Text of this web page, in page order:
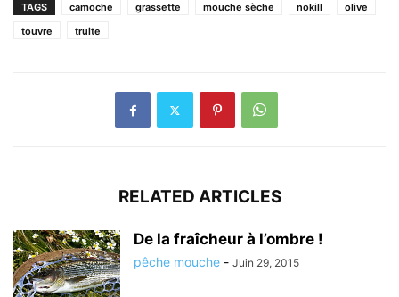
TAGS camoche grassette mouche sèche nokill
olive
touvre
truite
RELATED ARTICLES
De la fraîcheur à l’ombre !
pêche mouche - Juin 29, 2015